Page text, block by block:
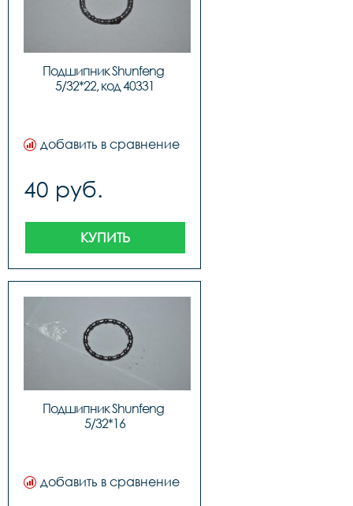
Подшипник Shunfeng
5/32*22, код 40331
добавить в сравнение
40 руб.
КУПИТЬ
Подшипник Shunfeng
5/32*16
добавить в сравнение